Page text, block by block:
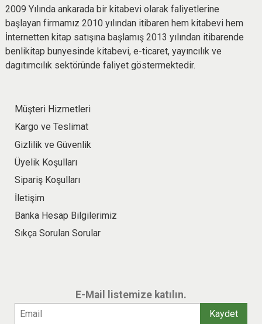
2009 Yılında ankarada bir kitabevi olarak faliyetlerine
başlayan firmamız 2010 yılından itibaren hem kitabevi hem
İnternetten kitap satışına başlamış 2013 yılından itibarende
benlikitap bunyesinde kitabevi, e-ticaret, yayıncılık ve
dagıtımcılık sektöründe faliyet göstermektedir.
Müşteri Hizmetleri
Kargo ve Teslimat
Gizlilik ve Güvenlik
Üyelik Koşulları
Sipariş Koşulları
İletişim
Banka Hesap Bilgilerimiz
Sıkça Sorulan Sorular
E-Mail listemize katılın.